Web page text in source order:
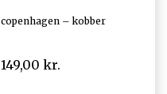
copenhagen – kobber
149,00 kr.